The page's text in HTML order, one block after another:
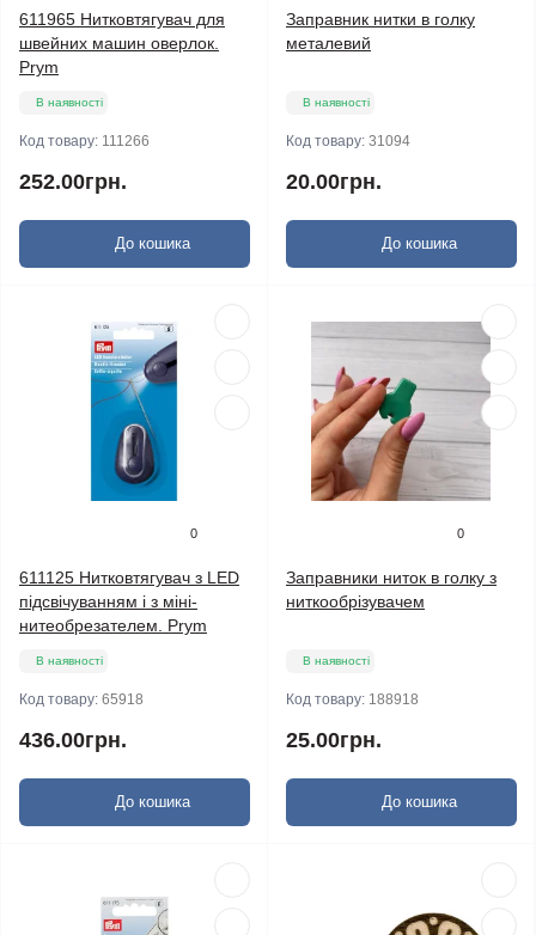
611965 Нитковтягувач для
швейних машин оверлок.
Prym
В наявності
Код товару: 111266
252.00грн.
До кошика
Заправник нитки в голку
металевий
В наявності
Код товару: 31094
20.00грн.
До кошика
0
611125 Нитковтягувач з LED
підсвічуванням і з міні-
нитеобрезателем. Prym
В наявності
Код товару: 65918
436.00грн.
До кошика
0
Заправники ниток в голку з
ниткообрізувачем
В наявності
Код товару: 188918
25.00грн.
До кошика